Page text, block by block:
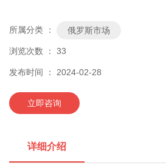
所属分类 ： 俄罗斯市场
浏览次数 ： 33
发布时间 ： 2024-02-28
立即咨询
详细介绍